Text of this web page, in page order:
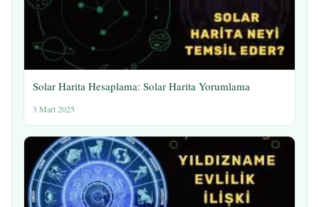
Solar Harita Hesaplama: Solar Harita Yorumlama
3 Mart 2025